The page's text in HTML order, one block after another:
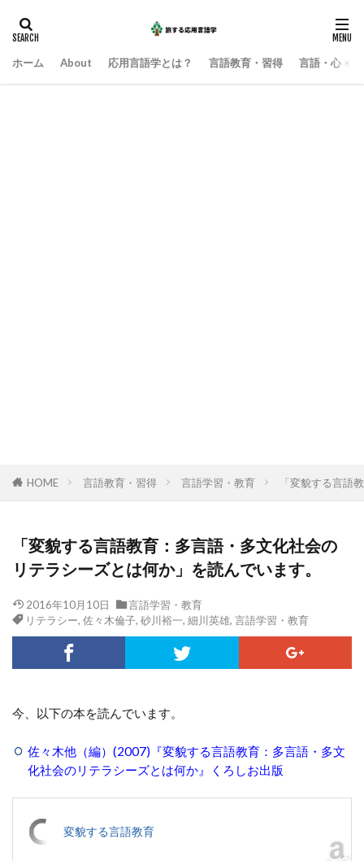
ホーム About 応用言語学とは？ 言語教育・習得 言語・心・
HOME 言語教育・習得 言語学習・教育 「変貌する言語
「変貌する言語教育：多言語・多文化社会の
リテラシーズとは何か」を読んでいます。
2016年10月10日
言語学習・教育
リテラシー, 佐々木倫子, 砂川裕一, 細川英雄, 言語学習・教育
今、以下の本を読んでいます。
佐々木他（編）(2007)『変貌する言語教育：多言語・多文
化社会のリテラシーズとは何か』くろしお出版
変貌する言語教育